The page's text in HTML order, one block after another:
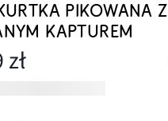
PIKOWANA Z
KAPTUREM